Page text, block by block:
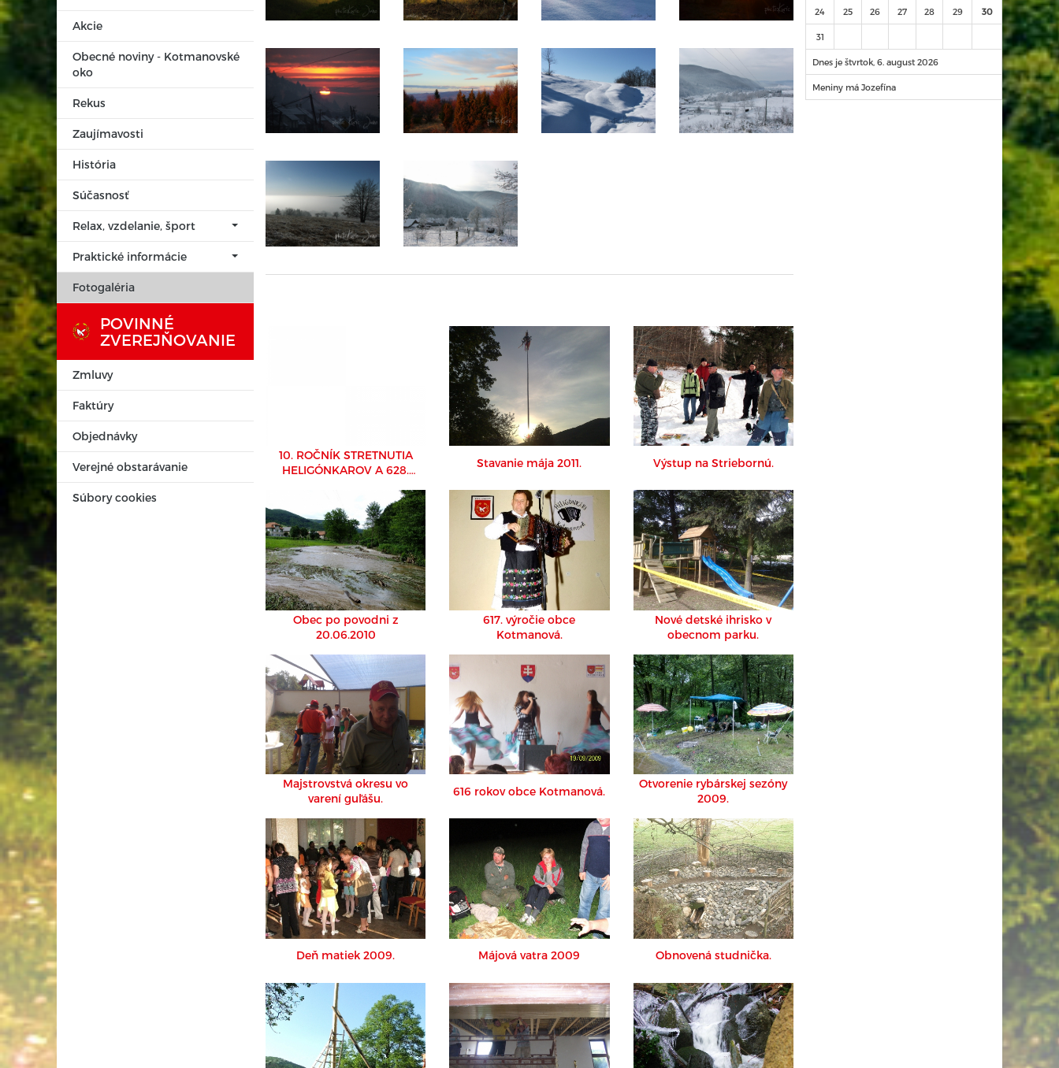
Akcie
Obecné noviny - Kotmanovské
oko
Rekus
Zaujímavosti
História
Súčasnosť
Relax, vzdelanie, šport
Praktické informácie
Fotogaléria
POVINNÉ
ZVEREJŇOVANIE
Zmluvy
Faktúry
Objednávky
Verejné obstarávanie
Súbory cookies
10. ROČNÍK STRETNUTIA
HELIGÓNKAROV A 628.
KOTMANOVÁ
Stavanie mája 2011. Výstup na Striebornú.
Obec po povodni z
20.06.2010
617. výročie obce
Kotmanová.
Nové detské ihrisko v
obecnom parku.
Majstrovstvá okresu vo
varení guľášu.
616 rokov obce Kotmanová.
Otvorenie rybárskej sezóny
2009.
Deň matiek 2009. Májová vatra 2009 Obnovená studnička.
24 25 26 27 28 29 30
31
Dnes je štvrtok, 6. august 2026
Meniny má Jozefína